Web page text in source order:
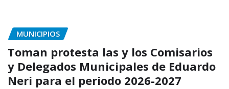
MUNICIPIOS
Toman protesta las y los Comisarios
y Delegados Municipales de Eduardo
Neri para el periodo 2026-2027